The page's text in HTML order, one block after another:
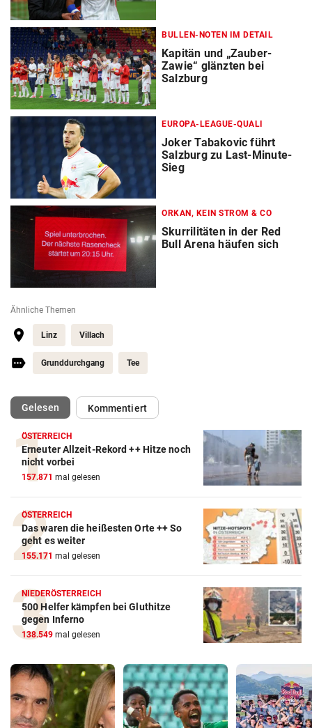
BULLEN-NOTEN IM DETAIL
Kapitän und „Zauber-
Zawie“ glänzten bei
Salzburg
EUROPA-LEAGUE-QUALI
Joker Tabakovic führt
Salzburg zu Last-Minute-
Sieg
ORKAN, KEIN STROM & CO
Skurrilitäten in der Red
Bull Arena häufen sich
Ähnliche Themen
Linz Villach
Grunddurchgang Tee
Gelesen(ausgewählt)Kommentiert
ÖSTERREICH
Erneuter Allzeit-Rekord ++ Hitze noch
nicht vorbei
157.871 mal gelesen
ÖSTERREICH
Das waren die heißesten Orte ++ So
geht es weiter
155.171 mal gelesen
NIEDERÖSTERREICH
500 Helfer kämpfen bei Gluthitze
gegen Inferno
138.549 mal gelesen